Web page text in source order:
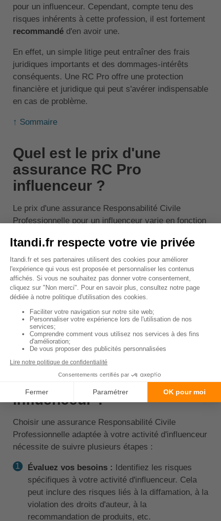
pour un influenceur. Cependant, compte tenu des
risques inhérents à cette profession, il est fortement
recommandéd'en avoir une.
En effet, un simple litige peut entraîner des frais
juridiques importants et des dommages-intérêts
conséquents. Une RC Pro offre une protection
financière et juridique qui peut s'avérer indispensable
en cas de problème.
↑ Sommaire
Quel est le prix d'une
assurance RC Pro
influenceur ?
Le prix d'une assurance Responsabilité Civile
Professionnelle pour un influenceur varie en fonction
nombre d'abonnés, le type de contenu partagé, le
nombre de partenariats et le chiffre d'affaires.
Le coût annuel d'une RC Pro pour un influenceur se
situe entre200 et 600 euros. Il est recommandé de
comparer plusieurs offres pour trouver le contrat qui
correspond le mieux à vos besoins et à votre budget.
↑ Sommaire
Quels sont les étapes pour
bien choisir une RC Pro
influenceur ?
Choisir une assurance Responsabilité Civile
Professionnelle adaptée à votre activité d'influenceur
nécessite de suivre plusieurs étapes :
Évaluez vos besoins : Identifiez les risques
spécifiques à votre activité d'influenceur. Cela
peut inclure des risques liés à la diffamation, à la
violation des droits d'auteur, à la
recommandation de produits, etc.